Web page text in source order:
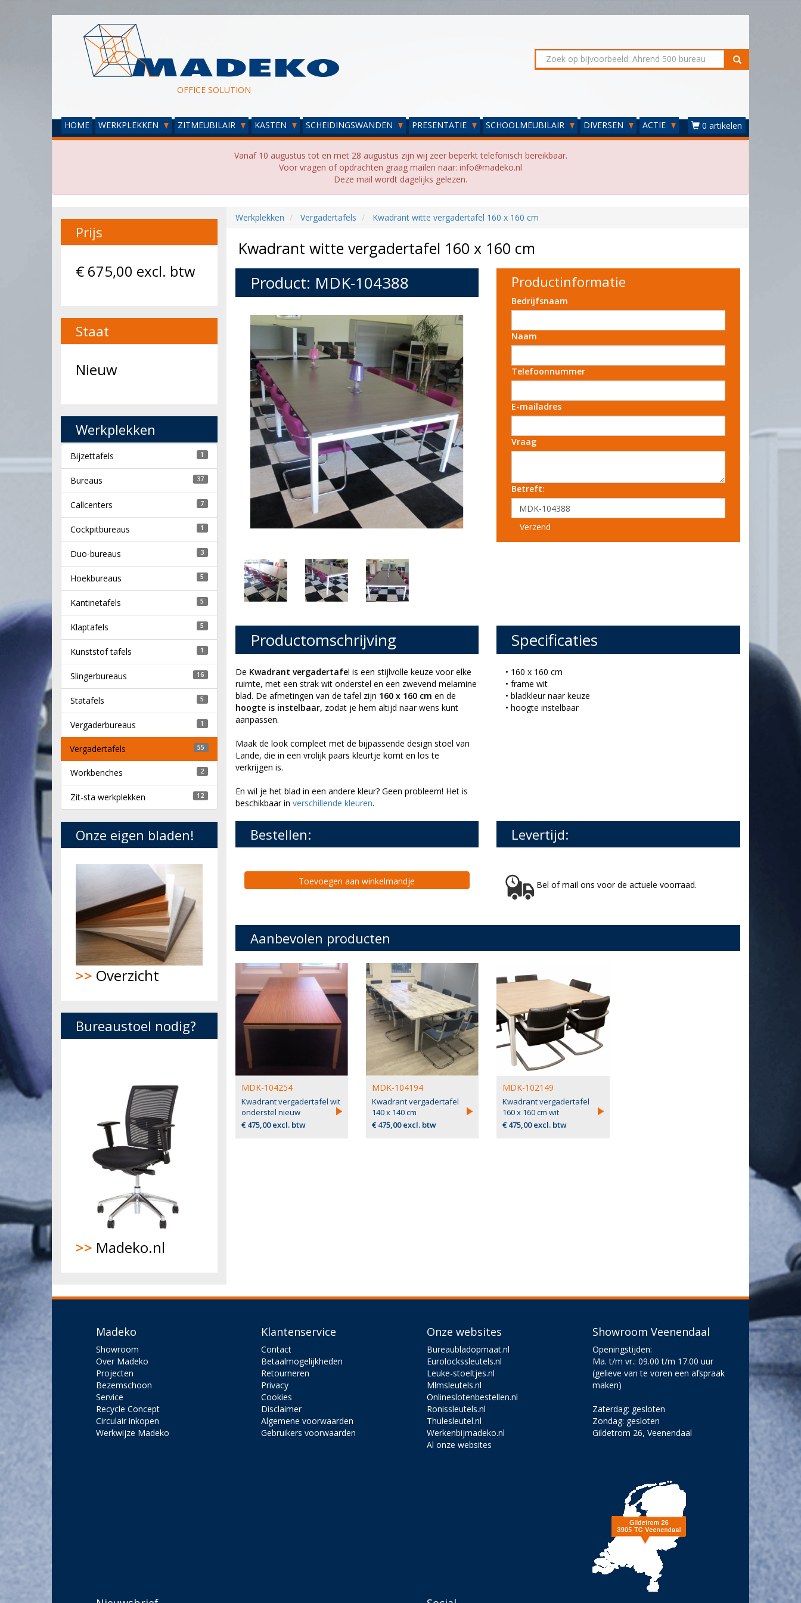
OFFICE SOLUTION
HOME WERKPLEKKEN ZITMEUBILAIR KASTEN SCHEIDINGSWANDEN PRESENTATIE SCHOOLMEUBILAIR DIVERSEN ACTIE 0 artikelen
Vanaf 10 augustus tot en met 28 augustus zijn wij zeer beperkt telefonisch bereikbaar.
Voor vragen of opdrachten graag mailen naar: info@madeko.nl
Deze mail wordt dagelijks gelezen.
Werkplekken Vergadertafels Kwadrant witte vergadertafel 160 x 160 cm
Kwadrant witte vergadertafel 160 x 160 cm
Product: MDK-104388 Productinformatie
Bedrijfsnaam
Naam
Telefoonnummer
E-mailadres
Vraag
Betreft:
Verzend
Productomschrijving
De Kwadrant vergadertafel is een stijlvolle keuze voor elke
ruimte, met een strak wit onderstel en een zwevend melamine
blad. De afmetingen van de tafel zijn 160 x 160 cm en de
hoogte is instelbaar, zodat je hem altijd naar wens kunt
aanpassen.
Maak de look compleet met de bijpassende design stoel van
Lande, die in een vrolijk paars kleurtje komt en los te
verkrijgen is.
En wil je het blad in een andere kleur? Geen probleem! Het is
beschikbaar in verschillende kleuren.
Specificaties
• 160 x 160 cm
• frame wit
• bladkleur naar keuze
• hoogte instelbaar
Bestellen:
Toevoegen aan winkelmandje
Levertijd:
Bel of mail ons voor de actuele voorraad.
Aanbevolen producten
MDK-104254
Kwadrant vergadertafel wit
onderstel nieuw
€ 475,00 excl. btw
MDK-104194
Kwadrant vergadertafel
140 x 140 cm
€ 475,00 excl. btw
MDK-102149
Kwadrant vergadertafel
160 x 160 cm wit
€ 475,00 excl. btw
Prijs
€ 675,00 excl. btw
Staat
Nieuw
Werkplekken
Bijzettafels 1
Bureaus 37
Callcenters 7
Cockpitbureaus 1
Duo-bureaus 3
Hoekbureaus 5
Kantinetafels 5
Klaptafels 5
Kunststof tafels 1
Slingerbureaus 16
Statafels 5
Vergaderbureaus 1
Vergadertafels 55
Workbenches 2
Zit-sta werkplekken 12
Onze eigen bladen!
>> Overzicht
Bureaustoel nodig?
>> Madeko.nl
Madeko
Showroom
Over Madeko
Projecten
Bezemschoon
Service
Recycle Concept
Circulair inkopen
Werkwijze Madeko
Klantenservice
Contact
Betaalmogelijkheden
Retourneren
Privacy
Cookies
Disclaimer
Algemene voorwaarden
Gebruikers voorwaarden
Onze websites
Bureaubladopmaat.nl
Eurolockssleutels.nl
Leuke-stoeltjes.nl
Mlmsleutels.nl
Onlineslotenbestellen.nl
Ronissleutels.nl
Thulesleutel.nl
Werkenbijmadeko.nl
Al onze websites
Showroom Veenendaal
Openingstijden:
Ma. t/m vr.: 09.00 t/m 17.00 uur
(gelieve van te voren een afspraak
maken)
Zaterdag: gesloten
Zondag: gesloten
Gildetrom 26, Veenendaal